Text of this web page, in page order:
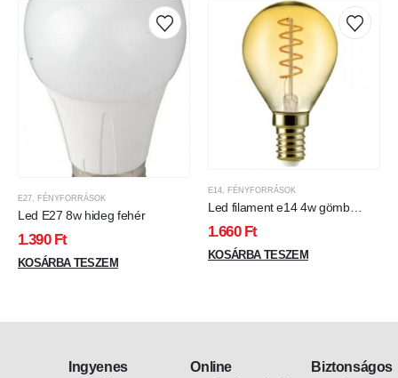
E27, FÉNYFORRÁSOK
Led E27 8w hideg fehér
1.390 Ft
KOSÁRBA TESZEM
E14, FÉNYFORRÁSOK
Led filament e14 4w gömb
Borostyánsárga
1.660 Ft
KOSÁRBA TESZEM
Ingyenes
Online
Biztonságos